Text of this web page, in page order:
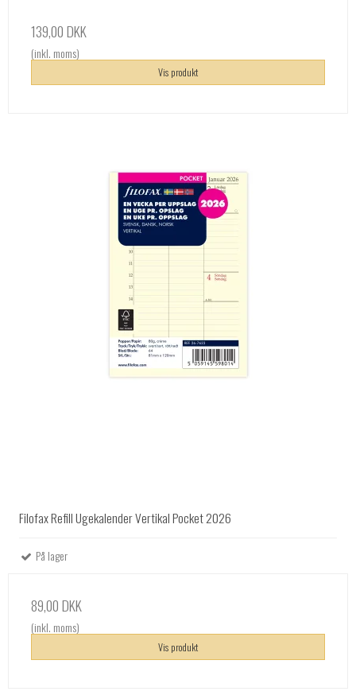
139,00 DKK
(inkl. moms)
Vis produkt
Filofax Refill Ugekalender Vertikal Pocket 2026
På lager
89,00 DKK
(inkl. moms)
Vis produkt